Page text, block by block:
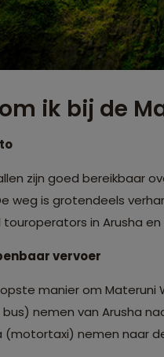
ik bij de
zijn goed bereikbaar
weg is grotendeels
in Arusha
vervoer
manier om
nemen van Arusha
nemen naar